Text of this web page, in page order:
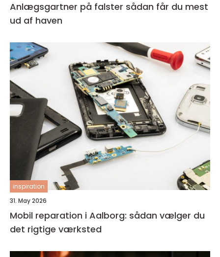
Anlægsgartner på falster sådan får du mest
ud af haven
inspiration
31. May 2026
Mobil reparation i Aalborg: sådan vælger du
det rigtige værksted